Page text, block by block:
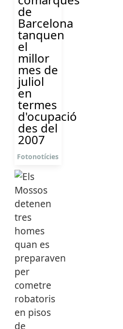
de
Barcelona
tanquen
el
millor
mes de
juliol
en
termes
d'ocupació
des del
2007
Fotonotícies